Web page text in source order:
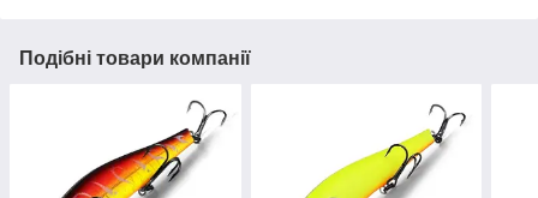
Подібні товари компанії